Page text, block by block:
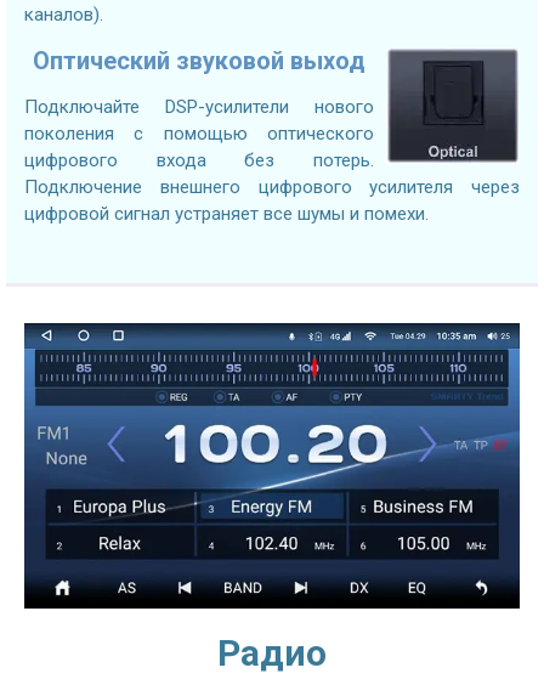
каналов).
Оптический звуковой выход
Подключайте DSP-усилители нового
поколения с помощью оптического
цифрового входа без потерь.
Подключение внешнего цифрового усилителя через
цифровой сигнал устраняет все шумы и помехи.
Радио